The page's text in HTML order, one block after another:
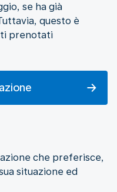
se ha già
questo è
prenotati
che preferisce,
situazione ed